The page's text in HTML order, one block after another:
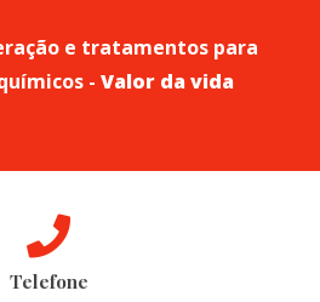
e tratamentos para
- Valor da vida
Telefone